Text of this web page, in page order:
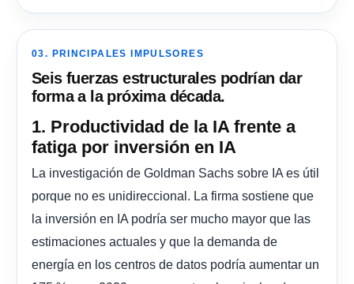
03. PRINCIPALES IMPULSORES
Seis fuerzas estructurales podrían dar
forma a la próxima década.
1. Productividad de la IA frente a
fatiga por inversión en IA
La investigación de Goldman Sachs sobre IA es útil
porque no es unidireccional. La firma sostiene que
la inversión en IA podría ser mucho mayor que las
estimaciones actuales y que la demanda de
energía en los centros de datos podría aumentar un